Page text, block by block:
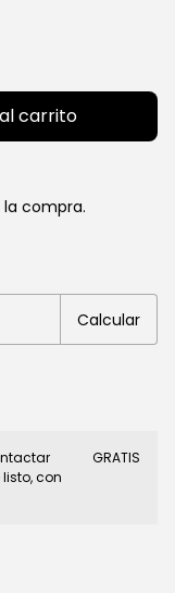
compra.
Calcular
con
GRATIS